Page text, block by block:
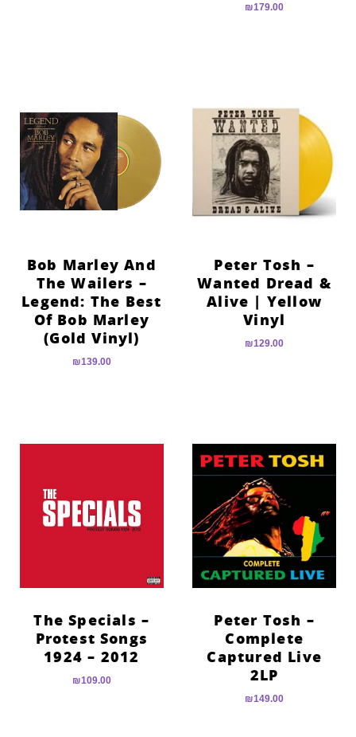
₪179.00
Peter Tosh –
Wanted Dread &
Alive | Yellow
Vinyl
₪129.00
Bob Marley And
The Wailers –
Legend: The Best
Of Bob Marley
(Gold Vinyl)
₪139.00
Peter Tosh –
Complete
Captured Live
2LP
₪149.00
The Specials –
Protest Songs
1924 – 2012
₪109.00